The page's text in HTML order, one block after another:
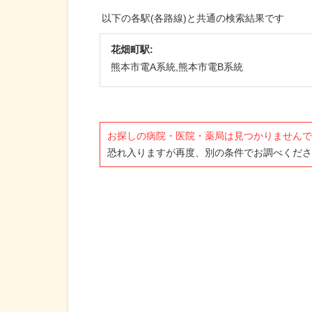
以下の各駅(各路線)と共通の検索結果です
花畑町駅:
熊本市電A系統,熊本市電B系統
お探しの病院・医院・薬局は見つかりませんで
恐れ入りますが再度、別の条件でお調べくださ